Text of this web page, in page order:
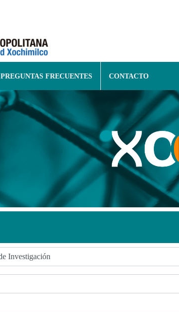
PREGUNTAS FRECUENTES CONTACTO